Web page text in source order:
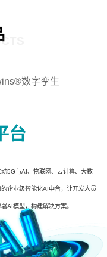
数字孪生
台
5G与AI、物联网、云计算、大数
企业级智能化AI中台，让开发人员
AI模型，构建解决方案。